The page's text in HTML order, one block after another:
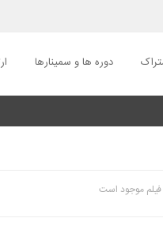
دوره ها و سمینارها